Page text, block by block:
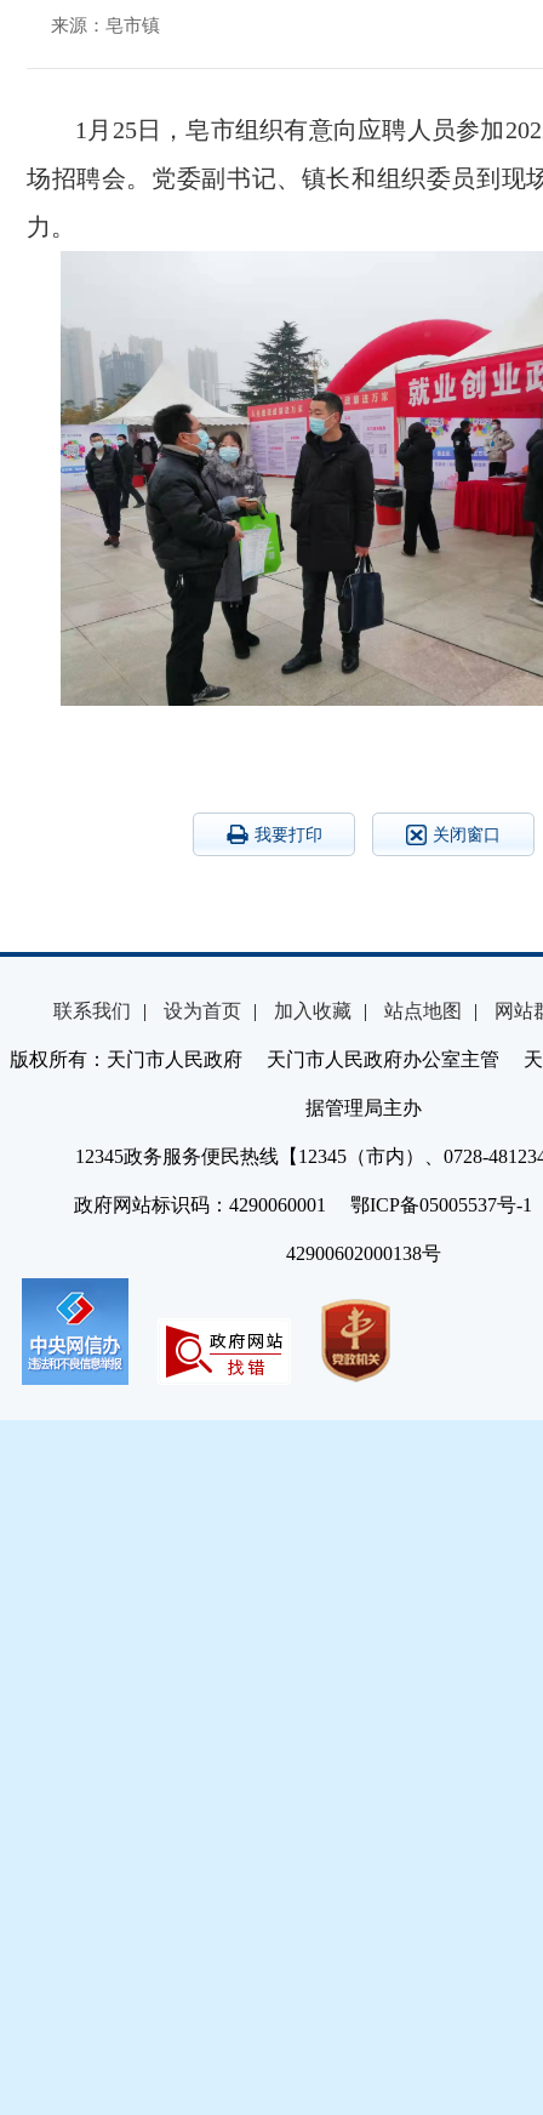
来源：皂市镇
1月25日，皂市组织有意向应聘人员参加
场招聘会。党委副书记、镇长和组织委员到现
力。
我要打印 关闭窗口
联系我们 | 设为首页 | 加入收藏 | 站点地图 | 网站
版权所有：天门市人民政府 天门市人民政府办公室主管 天
据管理局主办
12345政务服务便民热线【12345（市内）、0728-
政府网站标识码：4290060001 鄂ICP备05005537号
42900602000138号